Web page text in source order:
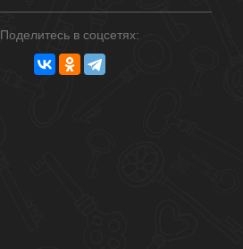
Поделитесь в соцсетях: